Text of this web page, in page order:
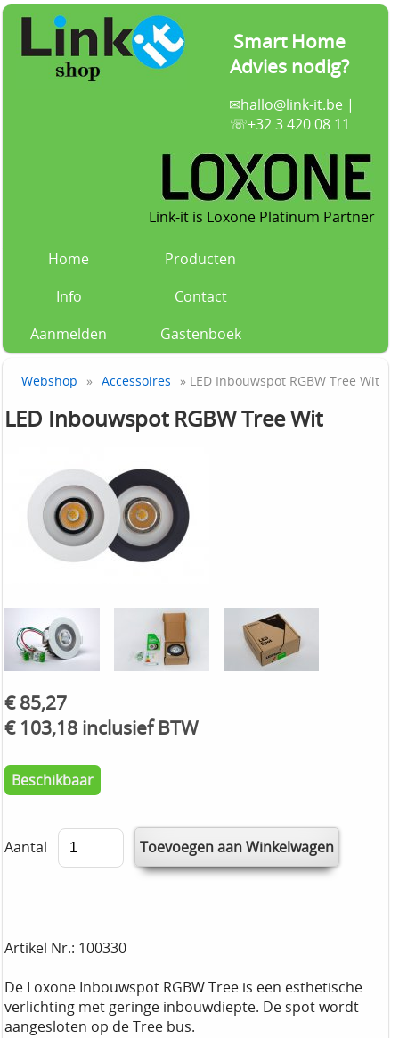
Smart Home
Advies nodig?
✉hallo@link-it.be|
☏+32 3 420 08 11
Link-it is Loxone Platinum Partner
Home
Producten
Info
Contact
Aanmelden
Gastenboek
Webshop » Accessoires » LED Inbouwspot RGBW Tree Wit
LED Inbouwspot RGBW Tree Wit
€ 85,27
€ 103,18 inclusief BTW
Beschikbaar
Aantal
Artikel Nr.: 100330
De Loxone Inbouwspot RGBW Tree is een esthetische
verlichting met geringe inbouwdiepte. De spot wordt
aangesloten op de Tree bus.